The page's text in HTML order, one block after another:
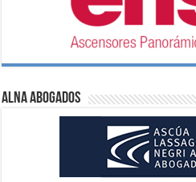
ALNA Abogados